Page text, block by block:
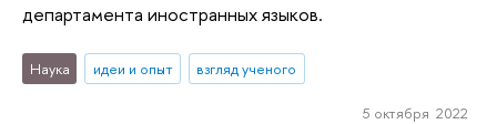
департамента иностранных языков.
Наука идеи и опыт взгляд ученого
5 октября 2022